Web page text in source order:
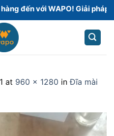
đến với WAPO! Giải pháp
at 960 × 1280 inĐĩa mài